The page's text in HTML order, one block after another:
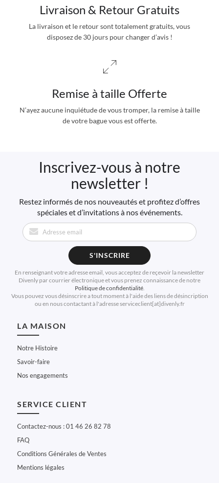
Livraison & Retour Gratuits
La livraison et le retour sont totalement gratuits, vous
disposez de 30 jours pour changer d’avis !
Remise à taille Offerte
N’ayez aucune inquiétude de vous tromper, la remise à taille
de votre bague vous est offerte.
Inscrivez-vous à notre
newsletter !
Restez informés de nos nouveautés et profitez d’offres
spéciales et d’invitations à nos événements.
S'INSCRIRE
En renseignant votre adresse email, vous acceptez de reçevoir la newsletter
Divenly par courrier électronique et vous prenez connaissance de notre
Politique de confidentialité.
Vous pouvez vous désinscrire a tout moment à l'aide des liens de désincription
ou en nous contactant à l'adresse serviceclient[at]divenly.fr
LA MAISON
Notre Histoire
Savoir-faire
Nos engagements
SERVICE CLIENT
Contactez-nous : 01 46 26 82 78
FAQ
Conditions Générales de Ventes
Mentions légales